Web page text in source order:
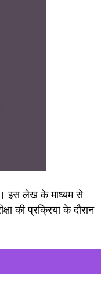
इस लेख के माध्यम से
की प्रक्रिया के दौरान